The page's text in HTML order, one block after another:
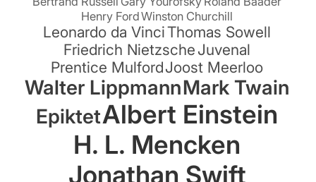
Henry FordWinston Churchill
Leonardo da VinciThomas Sowell
Friedrich NietzscheJuvenal
Prentice MulfordJoost Meerloo
Walter LippmannMark Twain
EpiktetAlbert Einstein
H. L. Mencken
Jonathan Swift